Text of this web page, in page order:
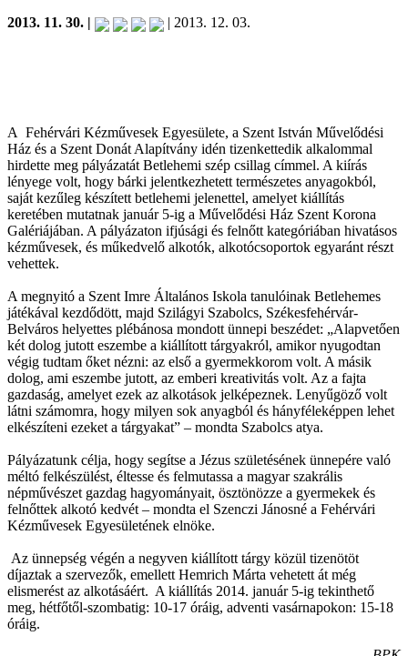
2013. 11. 30. | | 2013. 12. 03.
A Fehérvári Kézművesek Egyesülete, a Szent István Művelődési
Ház és a Szent Donát Alapítvány idén tizenkettedik alkalommal
hirdette meg pályázatát Betlehemi szép csillag címmel. A kiírás
lényege volt, hogy bárki jelentkezhetett természetes anyagokból,
saját kezűleg készített betlehemi jelenettel, amelyet kiállítás
keretében mutatnak január 5-ig a Művelődési Ház Szent Korona
Galériájában. A pályázaton ifjúsági és felnőtt kategóriában hivatásos
kézművesek, és műkedvelő alkotók, alkotócsoportok egyaránt részt
vehettek.
A megnyitó a Szent Imre Általános Iskola tanulóinak Betlehemes
játékával kezdődött, majd Szilágyi Szabolcs, Székesfehérvár-
Belváros helyettes plébánosa mondott ünnepi beszédet: „Alapvetően
két dolog jutott eszembe a kiállított tárgyakról, amikor nyugodtan
végig tudtam őket nézni: az első a gyermekkorom volt. A másik
dolog, ami eszembe jutott, az emberi kreativitás volt. Az a fajta
gazdaság, amelyet ezek az alkotások jelképeznek. Lenyűgöző volt
látni számomra, hogy milyen sok anyagból és hányféleképpen lehet
elkészíteni ezeket a tárgyakat” – mondta Szabolcs atya.
Pályázatunk célja, hogy segítse a Jézus születésének ünnepére való
méltó felkészülést, éltesse és felmutassa a magyar szakrális
népművészet gazdag hagyományait, ösztönözze a gyermekek és
felnőttek alkotó kedvét – mondta el Szenczi Jánosné a Fehérvári
Kézművesek Egyesületének elnöke.
Az ünnepség végén a negyven kiállított tárgy közül tizenötöt
díjaztak a szervezők, emellett Hemrich Márta vehetett át még
elismerést az alkotásáért. A kiállítás 2014. január 5-ig tekinthető
meg, hétfőtől-szombatig: 10-17 óráig, adventi vasárnapokon: 15-18
óráig.